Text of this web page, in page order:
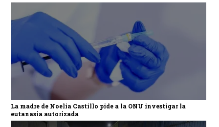
La madre de Noelia Castillo pide a la ONU investigar la
eutanasia autorizada